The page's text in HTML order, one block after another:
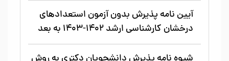
آیین نامه پذیرش بدون آزمون استعدادهای
درخشان کارشناسی ارشد 1402-1403 به بعد